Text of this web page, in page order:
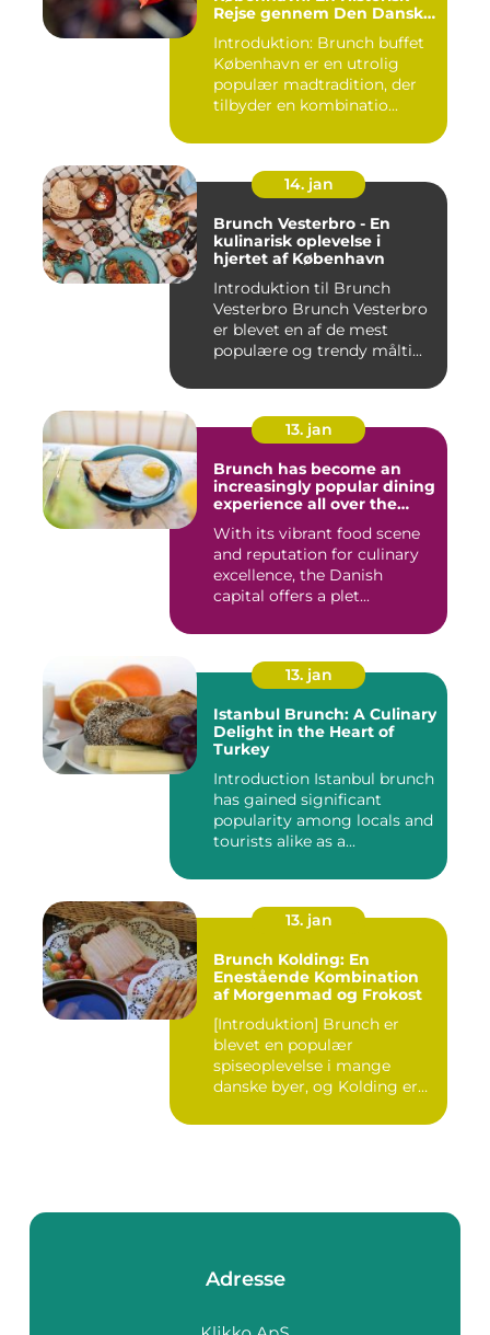
Rejse gennem Den Danske
Skatte
Introduktion: Brunch buffet
København er en utrolig
populær madtradition, der
tilbyder en kombinatio...
14. jan
Brunch Vesterbro - En
kulinarisk oplevelse i
hjertet af København
Introduktion til Brunch
Vesterbro Brunch Vesterbro
er blevet en af de mest
populære og trendy målti...
13. jan
Brunch has become an
increasingly popular dining
experience all over the
certainly no exception
With its vibrant food scene
and reputation for culinary
excellence, the Danish
capital offers a plet...
13. jan
Istanbul Brunch: A Culinary
Delight in the Heart of
Turkey
Introduction Istanbul brunch
has gained significant
popularity among locals and
tourists alike as a...
13. jan
Brunch Kolding: En
Enestående Kombination
af Morgenmad og Frokost
[Introduktion] Brunch er
blevet en populær
spiseoplevelse i mange
danske byer, og Kolding er
Adresse